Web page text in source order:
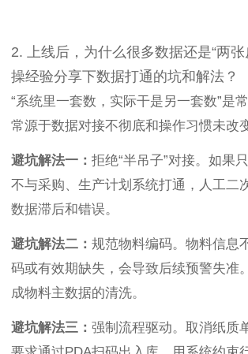
2. 上线后，为什么很多数据还是“两张
操经验分享下数据打通的坑和解法？
“系统里一套数，实际干是另一套数”是
常源于数据对接不彻底和操作习惯未改
避坑解法一： 拒绝“半吊子”对接。如果
不与采购、生产计划系统打通，人工二
数据滞后和错误。
避坑解法二： 规范物料编码。物料信息
码或有效期缺失，会导致后续预警失准
成物料主数据的清洗。
避坑解法三： 强制流程驱动。取消纸质